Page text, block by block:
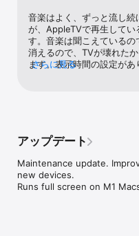
対応デバイス：
iPad 3
iPhone 5
iPad mini 2
音楽はよく、ずっと流し続
が、AppleTVで再生してい
す。音楽は聞こえているの
消えるので、TVが壊れた
ます。表示時間の設定があ
さらに見る
アップデート
Maintenance update.
new devices.
Runs full screen on M1